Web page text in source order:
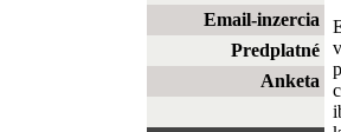
Email-inzercia
Predplatné
Anketa